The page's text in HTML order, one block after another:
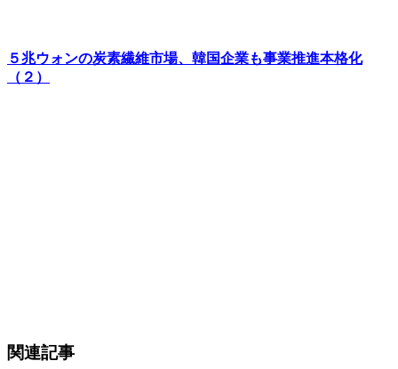
５兆ウォンの炭素繊維市場、韓国企業も事業推進本格化
（２）
関連記事